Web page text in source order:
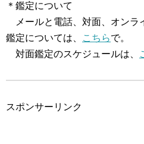
＊鑑定について
メールと電話、対面、オンラ
鑑定については、
こちらで。
対面鑑定のスケジュールは、
スポンサーリンク